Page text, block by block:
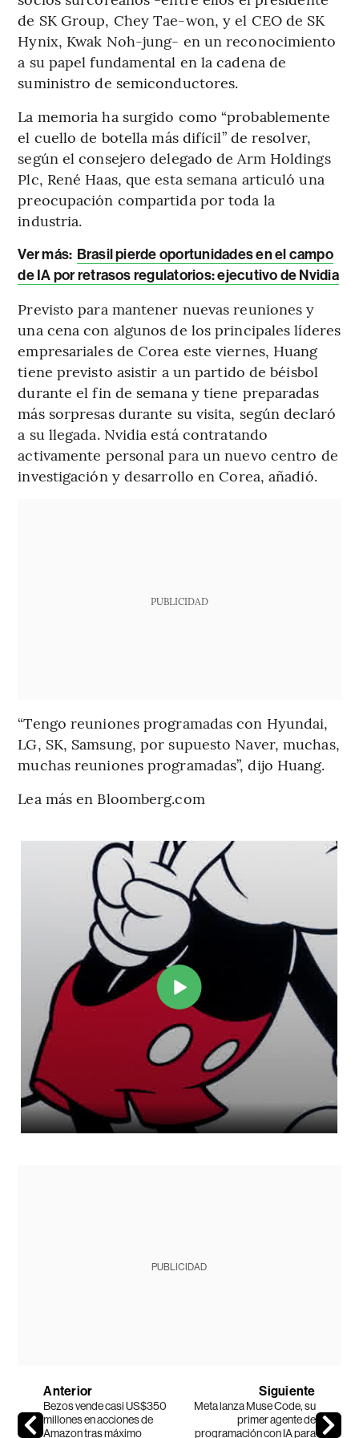
de SK Group, Chey Tae-won, y el CEO de SK
Hynix, Kwak Noh-jung- en un reconocimiento
a su papel fundamental en la cadena de
suministro de semiconductores.
La memoria ha surgido como “probablemente
el cuello de botella más difícil” de resolver,
según el consejero delegado de Arm Holdings
Plc, René Haas, que esta semana articuló una
preocupación compartida por toda la
industria.
Ver más: Brasil pierde oportunidades en el campo
de IA por retrasos regulatorios: ejecutivo de Nvidia
Previsto para mantener nuevas reuniones y
una cena con algunos de los principales líderes
empresariales de Corea este viernes, Huang
tiene previsto asistir a un partido de béisbol
durante el fin de semana y tiene preparadas
más sorpresas durante su visita, según declaró
a su llegada. Nvidia está contratando
activamente personal para un nuevo centro de
investigación y desarrollo en Corea, añadió.
PUBLICIDAD
“Tengo reuniones programadas con Hyundai,
LG, SK, Samsung, por supuesto Naver, muchas,
muchas reuniones programadas”, dijo Huang.
Lea más en Bloomberg.com
PUBLICIDAD
Anterior
Bezos vende casi US$350
millones en acciones de
Amazon tras máximo
Siguiente
Meta lanza Muse Code, su
primer agente de
programación con IA para